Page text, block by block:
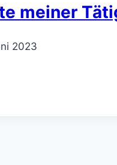
meiner
2023